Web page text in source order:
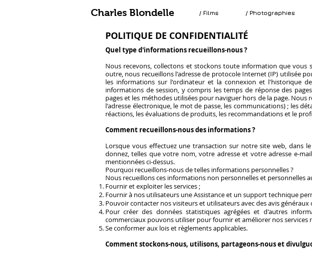
Charles Blondelle / Films / Photographies
POLITIQUE DE CONFIDENTIALITÉ
Quel type d'informations recueillons-nous ?
Nous recevons, collectons et stockons toute information que
outre, nous recueillons l'adresse de protocole Internet (IP) utilisée
les informations sur l'ordinateur et la connexion et l'historique
informations de session, y compris les temps de réponse des
pages et les méthodes utilisées pour naviguer hors de la page.
l'adresse électronique, le mot de passe, les communications) ; les
réactions, les évaluations de produits, les recommandations et le
Comment recueillons-nous des informations ?
Lorsque vous effectuez une transaction sur notre site web, dans
donnez, telles que votre nom, votre adresse et votre adresse e-
mentionnées ci-dessus.
Pourquoi recueillons-nous de telles informations personnelles ?
Nous recueillons ces informations non personnelles et personnelles
Fournir et exploiter les services ;
Fournir à nos utilisateurs une Assistance et un support technique
Pouvoir contacter nos visiteurs et utilisateurs avec des avis
Pour créer des données statistiques agrégées et d'autres
commerciaux pouvons utiliser pour fournir et améliorer nos services
Se conformer aux lois et règlements applicables.
Comment stockons-nous, utilisons, partageons-nous et